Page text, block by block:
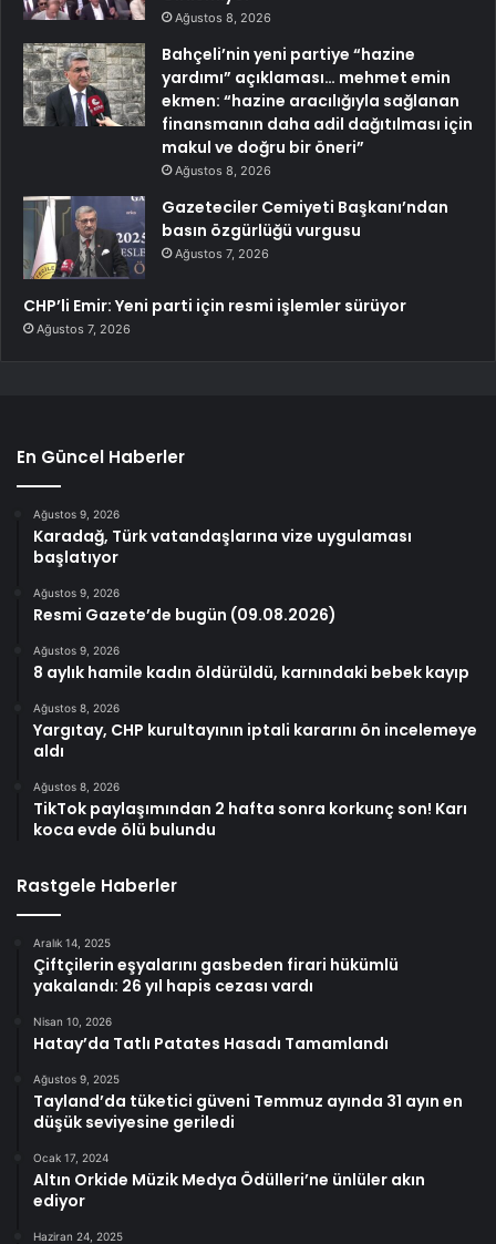
Ağustos 8, 2026
Bahçeli’nin yeni partiye “hazine
yardımı” açıklaması… mehmet emin
ekmen: “hazine aracılığıyla sağlanan
finansmanın daha adil dağıtılması için
makul ve doğru bir öneri”
Ağustos 8, 2026
Gazeteciler Cemiyeti Başkanı’ndan
basın özgürlüğü vurgusu
Ağustos 7, 2026
CHP’li Emir: Yeni parti için resmi işlemler sürüyor
Ağustos 7, 2026
En Güncel Haberler
Ağustos 9, 2026
Karadağ, Türk vatandaşlarına vize uygulaması
başlatıyor
Ağustos 9, 2026
Resmi Gazete’de bugün (09.08.2026)
Ağustos 9, 2026
8 aylık hamile kadın öldürüldü, karnındaki bebek kayıp
Ağustos 8, 2026
Yargıtay, CHP kurultayının iptali kararını ön incelemeye
aldı
Ağustos 8, 2026
TikTok paylaşımından 2 hafta sonra korkunç son! Karı
koca evde ölü bulundu
Rastgele Haberler
Aralık 14, 2025
Çiftçilerin eşyalarını gasbeden firari hükümlü
yakalandı: 26 yıl hapis cezası vardı
Nisan 10, 2026
Hatay’da Tatlı Patates Hasadı Tamamlandı
Ağustos 9, 2025
Tayland’da tüketici güveni Temmuz ayında 31 ayın en
düşük seviyesine geriledi
Ocak 17, 2024
Altın Orkide Müzik Medya Ödülleri’ne ünlüler akın
ediyor
Haziran 24, 2025